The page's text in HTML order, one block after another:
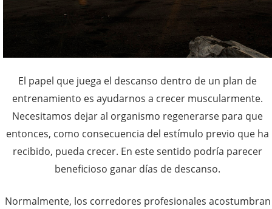
El papel que juega el descanso dentro de un plan de
entrenamiento es ayudarnos a crecer muscularmente.
Necesitamos dejar al organismo regenerarse para que
entonces, como consecuencia del estímulo previo que ha
recibido, pueda crecer. En este sentido podría parecer
beneficioso ganar días de descanso.
Normalmente, los corredores profesionales acostumbran